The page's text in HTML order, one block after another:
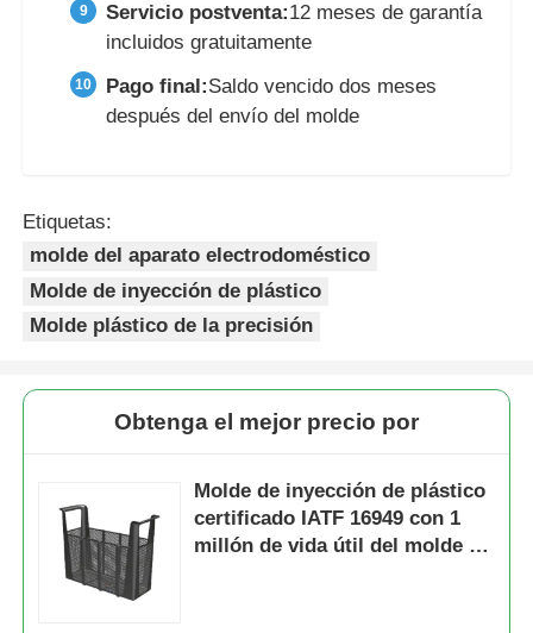
Servicio postventa:12 meses de garantía
incluidos gratuitamente
Pago final:Saldo vencido dos meses
después del envío del molde
Etiquetas:
molde del aparato electrodoméstico
Molde de inyección de plástico
Molde plástico de la precisión
Obtenga el mejor precio por
Molde de inyección de plástico
certificado IATF 16949 con 1
millón de vida útil del molde y